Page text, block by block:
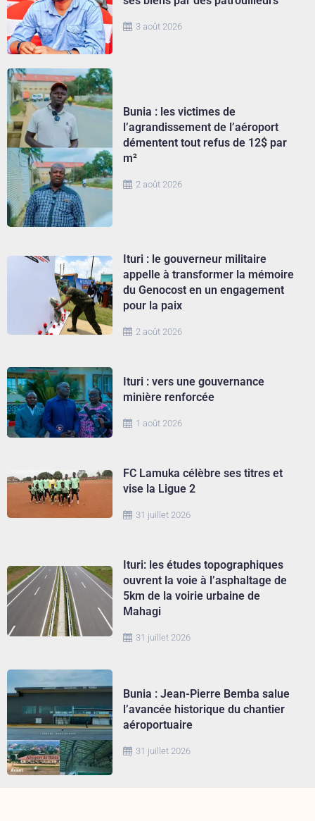
3 août 2026
2 août 2026
Bunia : les victimes de
l’agrandissement de l’aéroport
démentent tout refus de 12$ par
m²
2 août 2026
Ituri : le gouverneur militaire
appelle à transformer la mémoire
du Genocost en un engagement
pour la paix
1 août 2026
Ituri : vers une gouvernance
minière renforcée
31 juillet 2026
FC Lamuka célèbre ses titres et
vise la Ligue 2
31 juillet 2026
Ituri: les études topographiques
ouvrent la voie à l’asphaltage de
5km de la voirie urbaine de
Mahagi
31 juillet 2026
Bunia : Jean-Pierre Bemba salue
l’avancée historique du chantier
aéroportuaire